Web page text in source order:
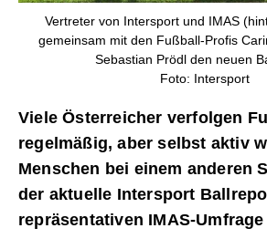
Vertreter von Intersport und IMAS
gemeinsam mit den Fußball-Profis
Sebastian Prödl den neuen
Foto: Intersport
Viele Österreicher verfolgen
regelmäßig, aber selbst aktiv
Menschen bei einem anderen
der aktuelle Intersport
repräsentativen IMAS-